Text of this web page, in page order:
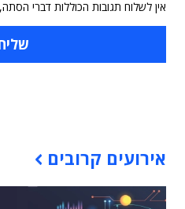
אין לשלוח תגובות הכוללות דברי
אירועים קרובים